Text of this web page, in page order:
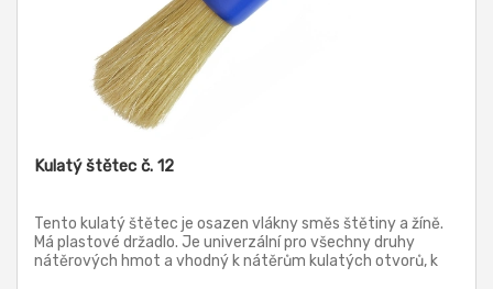
Kulatý štětec č. 12
Tento kulatý štětec je osazen vlákny směs štětiny a žíně.
Má plastové držadlo. Je univerzální pro všechny druhy
nátěrových hmot a vhodný k nátěrům kulatých otvorů, k